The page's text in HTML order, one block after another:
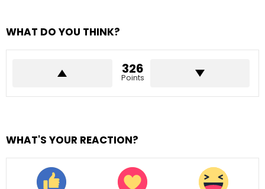
WHAT DO YOU THINK?
326
Points
WHAT'S YOUR REACTION?